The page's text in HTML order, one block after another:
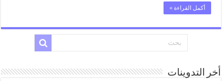
أكمل القراءة »
أخر التدوينات